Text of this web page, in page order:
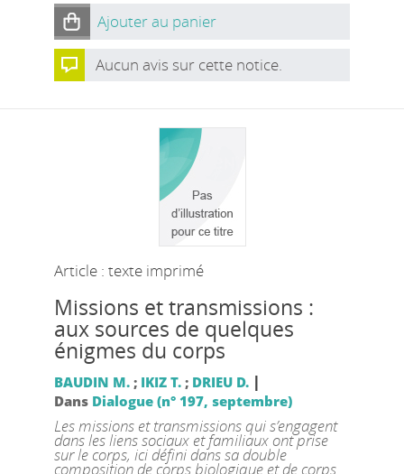
Ajouter au panier
Aucun avis sur cette notice.
Article : texte imprimé
Missions et transmissions :
aux sources de quelques
énigmes du corps
BAUDIN M.; IKIZ T.; DRIEU D. |
Dans Dialogue (n° 197, septembre)
Les missions et transmissions qui s’engagent
dans les liens sociaux et familiaux ont prise
sur le corps, ici défini dans sa double
composition de corps biologique et de corps